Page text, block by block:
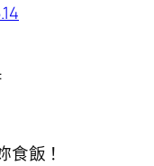
食飯！